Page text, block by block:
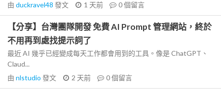
由 duckravel48 發文 1 天前 0個留言
【分享】台灣團隊開發 免費 AI Prompt 管理網站，終於
不用再到處找提示詞了
最近 AI 幾乎已經變成每天工作都會用到的工具。像是 ChatGPT、
Claud...
由 nlstudio 發文 2 天前 0個留言